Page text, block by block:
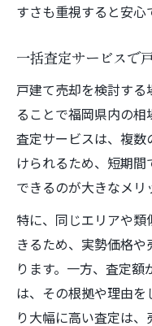
すさも重視すると安心
一括査定サービスで
戸建て売却を検討す
ることで福岡県内の
査定サービスは、複
けられるため、短期
できるのが大きなメリ
特に、同じエリアや
きるため、実勢価格
ります。一方、査定
は、その根拠や理由
り大幅に高い査定は、